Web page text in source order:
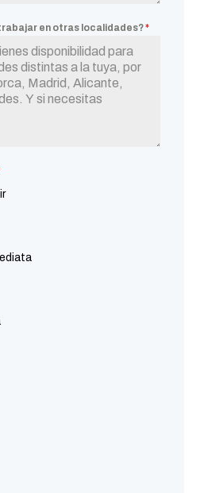
en otras localidades?*